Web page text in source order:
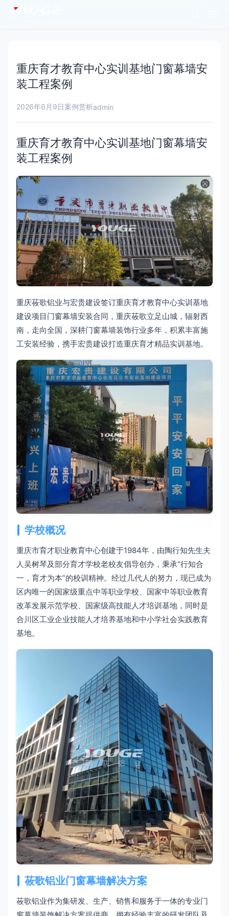
重庆育才教育中心实训基地门窗幕墙安
装工程案例
2026年6月9日案例赏析admin
重庆育才教育中心实训基地门窗幕墙安
装工程案例
重庆莜歌铝业与宏贵建设签订重庆育才教育中心实训基地
建设项目门窗幕墙安装合同，重庆莜歌立足山城，辐射西
南，走向全国，深耕门窗幕墙装饰行业多年，积累丰富施
工安装经验，携手宏贵建设打造重庆育才精品实训基地。
学校概况
重庆市育才职业教育中心创建于1984年，由陶行知先生夫
人吴树琴及部分育才学校老校友倡导创办，秉承“行知合
一，育才为本”的校训精神。经过几代人的努力，现已成为
区内唯一的国家级重点中等职业学校、国家中等职业教育
改革发展示范学校、国家级高技能人才培训基地，同时是
合川区工业企业技能人才培养基地和中小学社会实践教育
基地。
莜歌铝业门窗幕墙解决方案
莜歌铝业作为集研发、生产、销售和服务于一体的专业门